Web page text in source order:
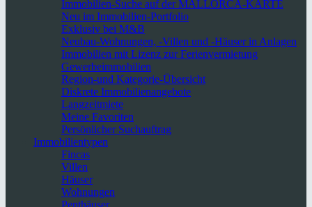
Immobilien-Suche auf der MALLORCA-KARTE
Neu im Immobilien-Portfolio
Exklusiv bei M&B
Neubau-Wohnungen, -Villen und -Häuser in Anlagen
Immobilien mit Lizenz zur Ferienvermietung
Gewerbeimmobilien
Region-und Kategorie-Übersicht
Diskrete Immobilienangebote
Langzeitmiete
Meine Favoriten
Persönlicher Suchauftrag
Immobilientypen
Fincas
Villen
Häuser
Wohnungen